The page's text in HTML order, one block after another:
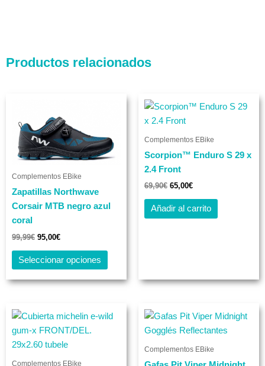
Productos relacionados
Complementos EBike
Zapatillas Northwave
Corsair MTB negro azul
coral
99,99€
original
era:
99,99€.
95,00€
actual
es:
95,00€.
Seleccionar opciones
múltiples
variantes.
página
de
Complementos EBike
Scorpion™ Enduro S 29 x
2.4 Front
69,90€
precio
original
69,90€.
65,00€
precio
65,00€.
Añadir al carrito
Complementos EBike
precio
original
75,00€.
precio
actual
65,00€.
Complementos EBike